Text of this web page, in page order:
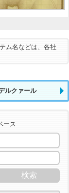
ム名などは、各社
ルクァール
ース